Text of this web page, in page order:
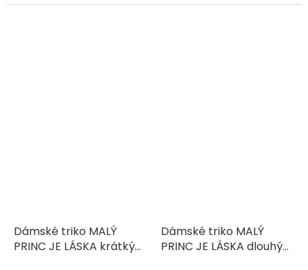
Dámské triko MALÝ
PRINC JE LÁSKA krátký
Dámské triko MALÝ
PRINC JE LÁSKA dlouhý